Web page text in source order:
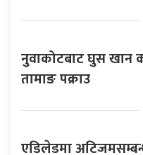
नुवाकोटबाट घुस खान
तामाङ पक्राउ
एडिलेडमा